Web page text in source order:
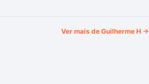
Ver mais deGuilherme H →